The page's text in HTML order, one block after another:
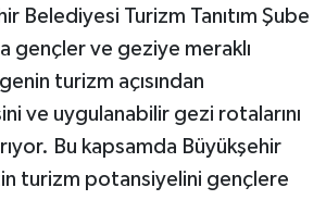
Belediyesi Turizm Tanıtım Şube
gençler ve geziye meraklı
turizm açısından
ve uygulanabilir gezi rotalarını
Bu kapsamda Büyükşehir
turizm potansiyelini gençlere